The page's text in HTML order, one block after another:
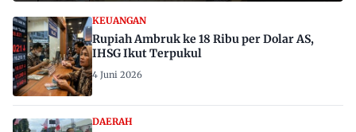
KEUANGAN
Rupiah Ambruk ke 18 Ribu per Dolar AS,
IHSG Ikut Terpukul
4 Juni 2026
DAERAH